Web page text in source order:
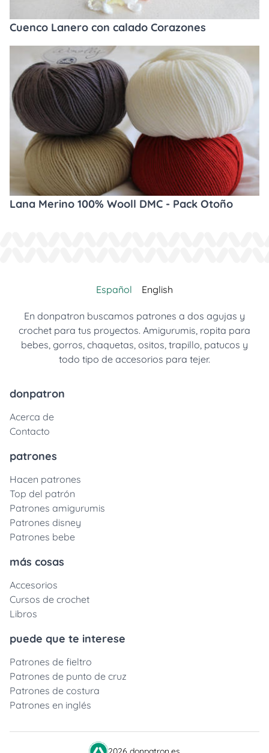
Cuenco Lanero con calado Corazones
Lana Merino 100% Wooll DMC - Pack Otoño
Español English
En donpatron buscamos patrones a dos agujas y
crochet para tus proyectos. Amigurumis, ropita para
bebes, gorros, chaquetas, ositos, trapillo, patucos y
todo tipo de accesorios para tejer.
donpatron
Acerca de
Contacto
patrones
Hacen patrones
Top del patrón
Patrones amigurumis
Patrones disney
Patrones bebe
más cosas
Accesorios
Cursos de crochet
Libros
puede que te interese
Patrones de fieltro
Patrones de punto de cruz
Patrones de costura
Patrones en inglés